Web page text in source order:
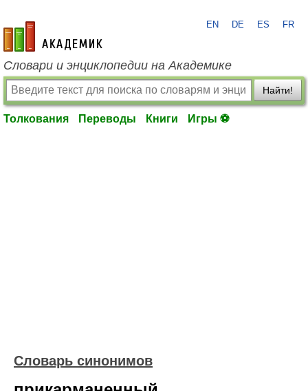
academic.ru
EN DE ES FR
Словари и энциклопедии на Академике
Найти!
Толкования Переводы Книги Игры ⚽
Словарь синонимов